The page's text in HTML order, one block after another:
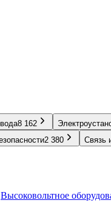
8 162
2 380 Связь
Высоковольтное